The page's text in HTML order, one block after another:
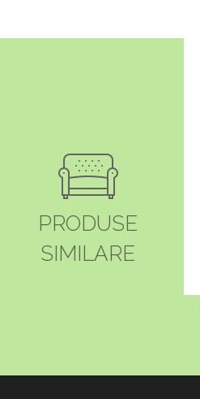
PRODUSE
SIMILARE